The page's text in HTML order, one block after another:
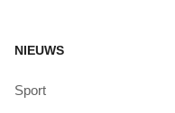
NIEUWS
Sport